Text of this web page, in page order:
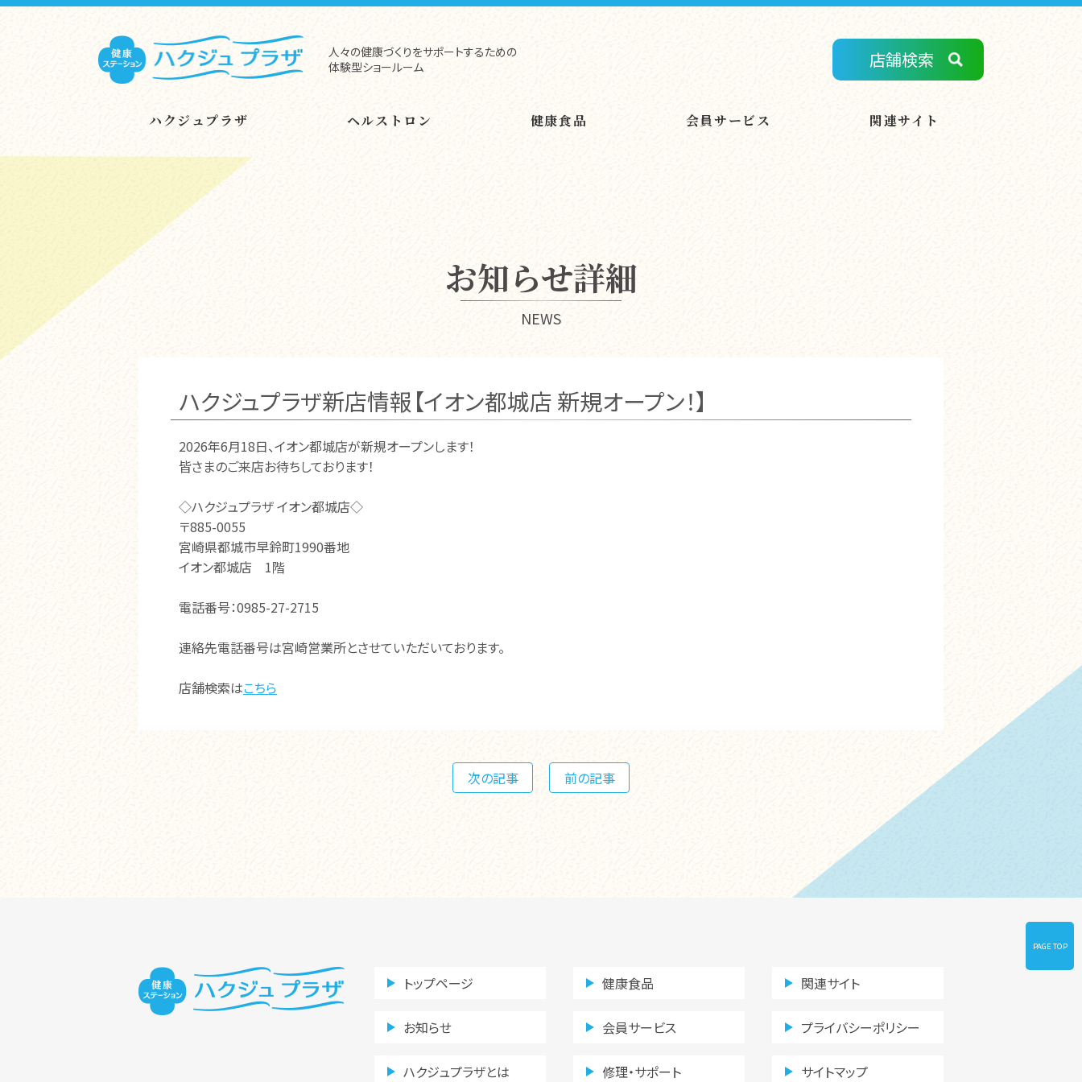
人々の健康づくりをサポートするための
体験型ショールーム
店舗検索
ハクジュプラザ ヘルストロン 健康食品 会員サービス 関連サイト
お知らせ詳細
NEWS
ハクジュプラザ新店情報【イオン都城店 新規オープン！】
2026年6月18日、イオン都城店が新規オープンします！
皆さまのご来店お待ちしております！
◇ハクジュプラザ イオン都城店◇
〒885-0055
宮崎県都城市早鈴町1990番地
イオン都城店 1階
電話番号：0985-27-2715
連絡先電話番号は宮崎営業所とさせていただいております。
店舗検索はこちら
次の記事 前の記事
PAGE TOP
トップページ
お知らせ
ハクジュプラザとは
健康食品
会員サービス
修理・サポート
関連サイト
プライバシーポリシー
サイトマップ